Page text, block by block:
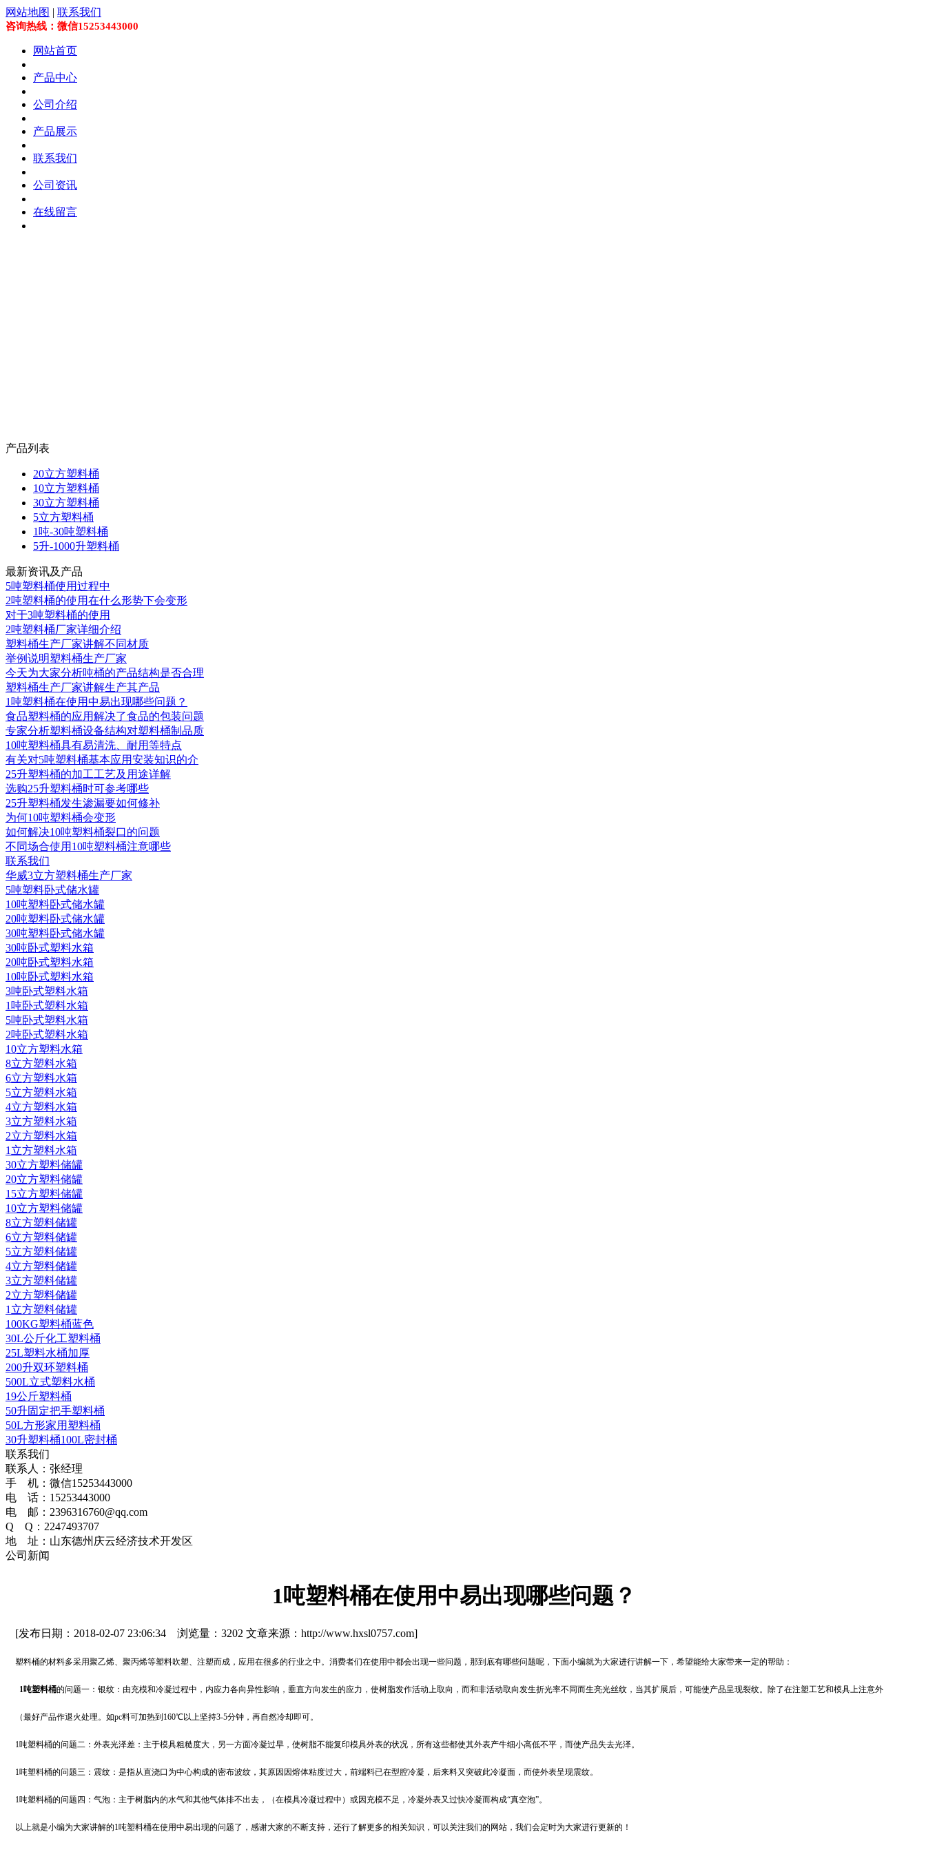
网站地图 | 联系我们
咨询热线：微信15253443000
网站首页
产品中心
公司介绍
产品展示
联系我们
公司资讯
在线留言
产品列表
20立方塑料桶
10立方塑料桶
30立方塑料桶
5立方塑料桶
1吨-30吨塑料桶
5升-1000升塑料桶
最新资讯及产品
5吨塑料桶使用过程中
2吨塑料桶的使用在什么形势下会变形
对于3吨塑料桶的使用
2吨塑料桶厂家详细介绍
塑料桶生产厂家讲解不同材质
举例说明塑料桶生产厂家
今天为大家分析吨桶的产品结构是否合理
塑料桶生产厂家讲解生产其产品
1吨塑料桶在使用中易出现哪些问题？
食品塑料桶的应用解决了食品的包装问题
专家分析塑料桶设备结构对塑料桶制品质
10吨塑料桶具有易清洗、耐用等特点
有关对5吨塑料桶基本应用安装知识的介
25升塑料桶的加工工艺及用途详解
选购25升塑料桶时可参考哪些
25升塑料桶发生渗漏要如何修补
为何10吨塑料桶会变形
如何解决10吨塑料桶裂口的问题
不同场合使用10吨塑料桶注意哪些
联系我们
华威3立方塑料桶生产厂家
5吨塑料卧式储水罐
10吨塑料卧式储水罐
20吨塑料卧式储水罐
30吨塑料卧式储水罐
30吨卧式塑料水箱
20吨卧式塑料水箱
10吨卧式塑料水箱
3吨卧式塑料水箱
1吨卧式塑料水箱
5吨卧式塑料水箱
2吨卧式塑料水箱
10立方塑料水箱
8立方塑料水箱
6立方塑料水箱
5立方塑料水箱
4立方塑料水箱
3立方塑料水箱
2立方塑料水箱
1立方塑料水箱
30立方塑料储罐
20立方塑料储罐
15立方塑料储罐
10立方塑料储罐
8立方塑料储罐
6立方塑料储罐
5立方塑料储罐
4立方塑料储罐
3立方塑料储罐
2立方塑料储罐
1立方塑料储罐
100KG塑料桶蓝色
30L公斤化工塑料桶
25L塑料水桶加厚
200升双环塑料桶
500L立式塑料水桶
19公斤塑料桶
50升固定把手塑料桶
50L方形家用塑料桶
30升塑料桶100L密封桶
联系我们
联系人：张经理
手 机：微信15253443000
电 话：15253443000
电 邮：2396316760@qq.com
Q Q：2247493707
地 址：山东德州庆云经济技术开发区
公司新闻
1吨塑料桶在使用中易出现哪些问题？
[发布日期：2018-02-07 23:06:34 浏览量：3202 文章来源：http://www.hxsl0757.com]
塑料桶的材料多采用聚乙烯、聚丙烯等塑料吹塑、注塑而成，应用在很多的行业之中。消费者们在使用中都会出现一些问题，那到底有哪些问题呢，下面小编就为大家进行讲解一下，希望能给大家带来一定的帮助：
1吨塑料桶的问题一：银纹：由充模和冷凝过程中，内应力各向异性影响，垂直方向发生的应力，使树脂发作活动上取向，而和非活动取向发生折光率不同而生亮光丝纹，当其扩展后，可能使产品呈现裂纹。除了在注塑工艺和模具上注意外
（最好产品作退火处理。如pc料可加热到160℃以上坚持3-5分钟，再自然冷却即可。
1吨塑料桶的问题二：外表光泽差：主于模具粗糙度大，另一方面冷凝过早，使树脂不能复印模具外表的状况，所有这些都使其外表产牛细小高低不平，而使产品失去光泽。
1吨塑料桶的问题三：震纹：是指从直浇口为中心构成的密布波纹，其原因因熔体粘度过大，前端料已在型腔冷凝，后来料又突破此冷凝面，而使外表呈现震纹。
1吨塑料桶的问题四：气泡：主于树脂内的水气和其他气体排不出去，（在模具冷凝过程中）或因充模不足，冷凝外表又过快冷凝而构成“真空泡”。
以上就是小编为大家讲解的1吨塑料桶在使用中易出现的问题了，感谢大家的不断支持，还行了解更多的相关知识，可以关注我们的网站，我们会定时为大家进行更新的！